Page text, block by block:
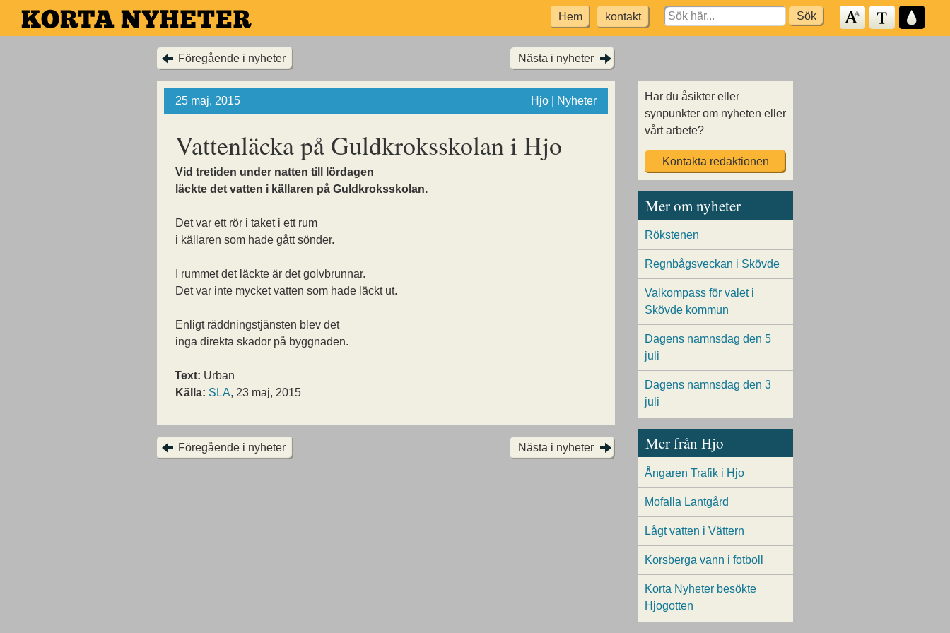
Hoppa
till
Hem kontakt
Search
for:
Föregående i nyheter Nästa i nyheter
25 maj, 2015 Hjo | Nyheter
Vattenläcka på Guldkroksskolan i Hjo
Vid tretiden under natten till lördagen
läckte det vatten i källaren på Guldkroksskolan.
Det var ett rör i taket i ett rum
i källaren som hade gått sönder.
I rummet det läckte är det golvbrunnar.
Det var inte mycket vatten som hade läckt ut.
Enligt räddningstjänsten blev det
inga direkta skador på byggnaden.
Text: Urban
Källa: SLA, 23 maj, 2015
Föregående i nyheter Nästa i nyheter
Har du åsikter eller
synpunkter om nyheten eller
vårt arbete?
Kontakta redaktionen
Mer om nyheter
Rökstenen
Regnbågsveckan i Skövde
Valkompass för valet i
Skövde kommun
Dagens namnsdag den 5
juli
Dagens namnsdag den 3
juli
Mer från Hjo
Ångaren Trafik i Hjo
Mofalla Lantgård
Lågt vatten i Vättern
Korsberga vann i fotboll
Korta Nyheter besökte
Hjogotten